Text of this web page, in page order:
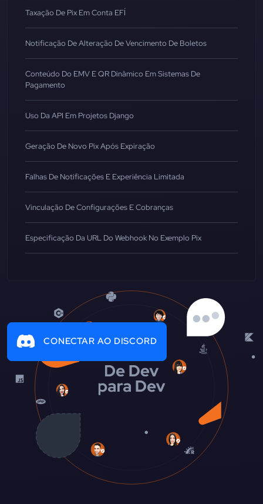
Taxação De Pix Em Conta EFÍ
Notificação De Alteração De Vencimento De Boletos
Conteúdo Do EMV E QR Dinâmico Em Sistemas De
Pagamento
Uso Da API Em Projetos Django
Geração De Novo Pix Após Expiração
Falhas De Notificações E Experiência Limitada
Vinculação De Configurações E Cobranças
Especificação Da URL Do Webhook No Exemplo Pix
CONECTAR AO DISCORD